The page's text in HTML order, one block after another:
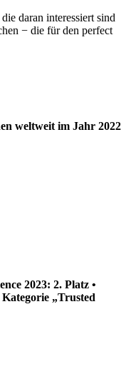
daran interessiert sind
− die für den perfect
weltweit im Jahr 2022
2023: 2. Platz •
„Trusted